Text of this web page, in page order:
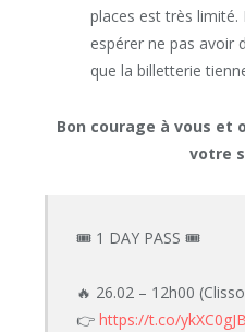
places est très
espérer ne pas avoir
que la billetterie
Bon courage à vous et
votre
🎟 1 DAY PASS 🎟
🔥 26.02 – 12h00
👉 https://t.co/